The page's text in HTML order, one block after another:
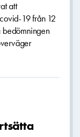
att
19 från 12
bedömningen